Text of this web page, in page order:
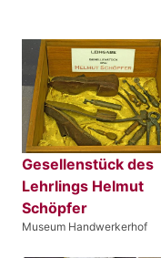
Gesellenstück des
Lehrlings Helmut
Schöpfer
Museum Handwerkerhof